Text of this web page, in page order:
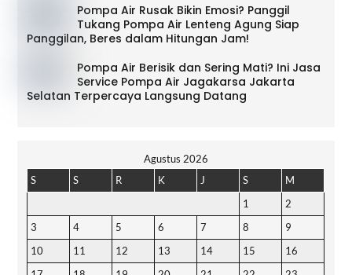
Pompa Air Rusak Bikin Emosi? Panggil
Tukang Pompa Air Lenteng Agung Siap
Panggilan, Beres dalam Hitungan Jam!
Pompa Air Berisik dan Sering Mati? Ini Jasa
Service Pompa Air Jagakarsa Jakarta
Selatan Terpercaya Langsung Datang
Agustus 2026
S
S R K J S
M
1
2
3
4 5 6 7 8
9
10
11 12 13 14 15
16